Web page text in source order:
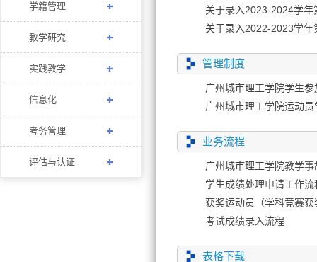
学籍管理
教学研究
实践教学
信息化
考务管理
评估与认证
关于录入2023-2024学
关于录入2022-2023学
管理制度
广州城市理工学院学生
广州城市理工学院运动
业务流程
广州城市理工学院教学
学生成绩处理申请工作流
获奖运动员（学科竞赛
考试成绩录入流程
表格下载